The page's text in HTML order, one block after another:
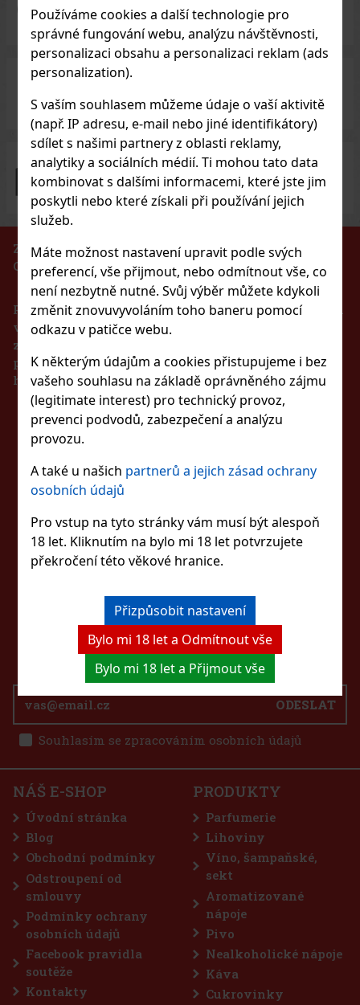
Používáme cookies a další technologie pro
správné fungování webu, analýzu návštěvnosti,
personalizaci obsahu a personalizaci reklam (ads
personalization).
S vaším souhlasem můžeme údaje o vaší aktivitě
(např. IP adresu, e-mail nebo jiné identifikátory)
sdílet s našimi partnery z oblasti reklamy,
analytiky a sociálních médií. Ti mohou tato data
kombinovat s dalšími informacemi, které jste jim
poskytli nebo které získali při používání jejich
služeb.
Máte možnost nastavení upravit podle svých
preferencí, vše přijmout, nebo odmítnout vše, co
není nezbytně nutné. Svůj výběr můžete kdykoli
změnit znovuvyvoláním toho baneru pomocí
odkazu v patičce webu.
K některým údajům a cookies přistupujeme i bez
vašeho souhlasu na základě oprávněného zájmu
(legitimate interest) pro technický provoz,
prevenci podvodů, zabezpečení a analýzu
provozu.
A také u našich partnerů a jejich zásad ochrany
osobních údajů
Pro vstup na tyto stránky vám musí být alespoň
18 let. Kliknutím na bylo mi 18 let potvrzujete
překročení této věkové hranice.
Přizpůsobit nastavení
Bylo mi 18 let a Odmítnout vše
Bylo mi 18 let a Přijmout vše
5 000 druhůvín a destilátů
100% zboží sklademihned k odeslání
ZÁKAZ PRODEJE ALKOHOLICKÝCH NÁPOJŮ
OSOBÁM MLADŠÍM 18 LET!!!
Podle zákona o evidenci tržeb je prodávající povinen
vystavit kupujícímu účtenku. Zároveň je povinen
zaevidovat přijatou tržbu u správce daně online v
případě technického výpadku pak nejpozději do 48
hodin.
ZŮSTAŇTE S NÁMI
VE SPOJENÍ
SLEDUJTE NÁS
ODESLAT
Souhlasím se zpracováním osobních údajů
KONTAKTUJTE NÁS
eshop@excaliburshop.com
+420 725 900 700
NÁŠ E-SHOP
Úvodní stránka
Blog
Obchodní podmínky
Odstroupení od
smlouvy
Podmínky ochrany
osobních údajů
Facebook pravidla
soutěže
Kontakty
PRODUKTY
Parfumerie
Lihoviny
Víno, šampaňské,
sekt
Aromatizované
nápoje
Pivo
Nealkoholické nápoje
Káva
Cukrovinky